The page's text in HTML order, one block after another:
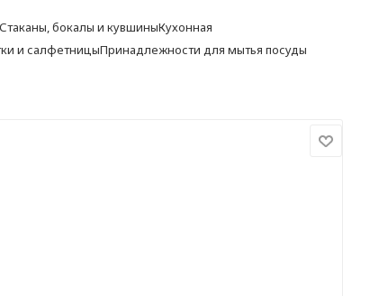
Стаканы, бокалы и кувшиныКухонная
и салфетницыПринадлежности для мытья посуды